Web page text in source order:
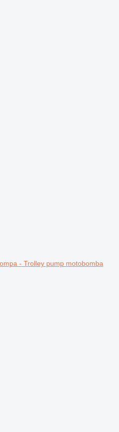
- Trolley pump motobomba